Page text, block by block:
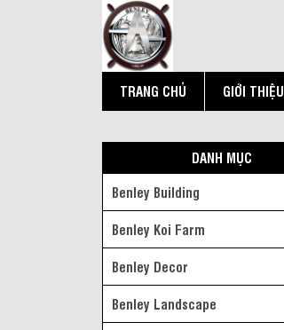
TRANG CHỦ GIỚI THIỆU
DANH MỤC
Benley Building
Benley Koi Farm
Benley Decor
Benley Landscape